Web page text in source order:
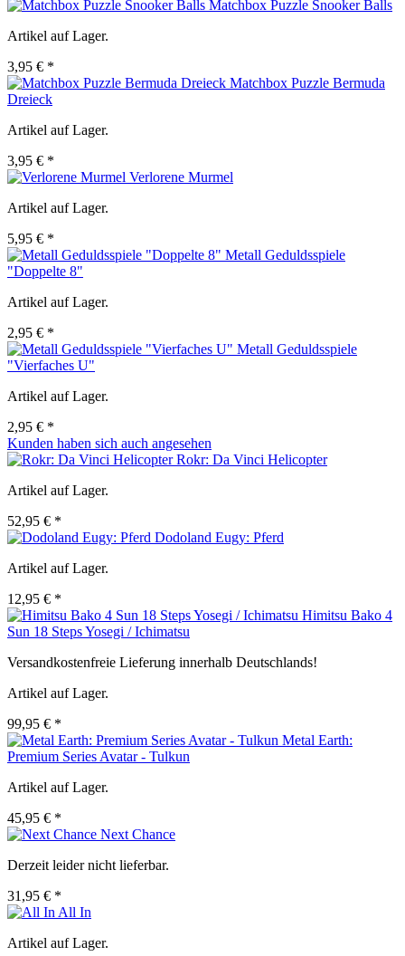
Matchbox Puzzle Snooker Balls
Artikel auf Lager.
3,95 € *
Matchbox Puzzle Bermuda
Dreieck
Artikel auf Lager.
3,95 € *
Verlorene Murmel
Artikel auf Lager.
5,95 € *
Metall Geduldsspiele
"Doppelte 8"
Artikel auf Lager.
2,95 € *
Metall Geduldsspiele
"Vierfaches U"
Artikel auf Lager.
2,95 € *
Kunden haben sich auch angesehen
Rokr: Da Vinci Helicopter
Artikel auf Lager.
52,95 € *
Dodoland Eugy: Pferd
Artikel auf Lager.
12,95 € *
Himitsu Bako 4
Sun 18 Steps Yosegi / Ichimatsu
Versandkostenfreie Lieferung innerhalb Deutschlands!
Artikel auf Lager.
99,95 € *
Metal Earth:
Premium Series Avatar - Tulkun
Artikel auf Lager.
45,95 € *
Next Chance
Derzeit leider nicht lieferbar.
31,95 € *
All In
Artikel auf Lager.